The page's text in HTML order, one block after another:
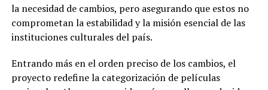
la necesidad de cambios, pero asegurando que estos no
comprometan la estabilidad y la misión esencial de las
instituciones culturales del país.
Entrando más en el orden preciso de los cambios, el
proyecto redefine la categorización de películas